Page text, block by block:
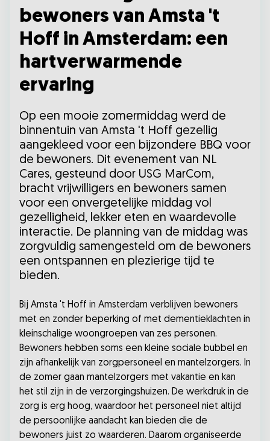
bewoners van Amsta 't
Hoff in Amsterdam: een
hartverwarmende
ervaring
Op een mooie zomermiddag werd de
binnentuin van Amsta 't Hoff gezellig
aangekleed voor een bijzondere BBQ voor
de bewoners. Dit evenement van NL
Cares, gesteund door USG MarCom,
bracht vrijwilligers en bewoners samen
voor een onvergetelijke middag vol
gezelligheid, lekker eten en waardevolle
interactie. De planning van de middag was
zorgvuldig samengesteld om de bewoners
een ontspannen en plezierige tijd te
bieden.
Bij Amsta 't Hoff in Amsterdam verblijven bewoners
met en zonder beperking of met dementieklachten in
kleinschalige woongroepen van zes personen.
Bewoners hebben soms een kleine sociale bubbel en
zijn afhankelijk van zorgpersoneel en mantelzorgers. In
de zomer gaan mantelzorgers met vakantie en kan
het stil zijn in de verzorgingshuizen. De werkdruk in de
zorg is erg hoog, waardoor het personeel niet altijd
de persoonlijke aandacht kan bieden die de
bewoners juist zo waarderen. Daarom organiseerde